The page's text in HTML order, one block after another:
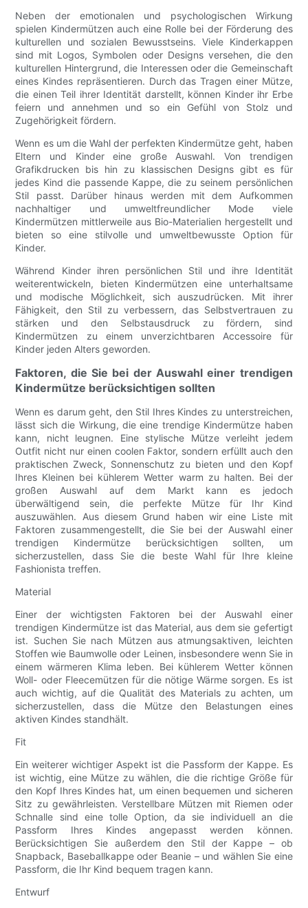
Neben der emotionalen und psychologischen Wirkung
spielen Kindermützen auch eine Rolle bei der Förderung des
kulturellen und sozialen Bewusstseins. Viele Kinderkappen
sind mit Logos, Symbolen oder Designs versehen, die den
kulturellen Hintergrund, die Interessen oder die Gemeinschaft
eines Kindes repräsentieren. Durch das Tragen einer Mütze,
die einen Teil ihrer Identität darstellt, können Kinder ihr Erbe
feiern und annehmen und so ein Gefühl von Stolz und
Zugehörigkeit fördern.
Wenn es um die Wahl der perfekten Kindermütze geht, haben
Eltern und Kinder eine große Auswahl. Von trendigen
Grafikdrucken bis hin zu klassischen Designs gibt es für
jedes Kind die passende Kappe, die zu seinem persönlichen
Stil passt. Darüber hinaus werden mit dem Aufkommen
nachhaltiger und umweltfreundlicher Mode viele
Kindermützen mittlerweile aus Bio-Materialien hergestellt und
bieten so eine stilvolle und umweltbewusste Option für
Kinder.
Während Kinder ihren persönlichen Stil und ihre Identität
weiterentwickeln, bieten Kindermützen eine unterhaltsame
und modische Möglichkeit, sich auszudrücken. Mit ihrer
Fähigkeit, den Stil zu verbessern, das Selbstvertrauen zu
stärken und den Selbstausdruck zu fördern, sind
Kindermützen zu einem unverzichtbaren Accessoire für
Kinder jeden Alters geworden.
Faktoren, die Sie bei der Auswahl einer trendigen
Kindermütze berücksichtigen sollten
Wenn es darum geht, den Stil Ihres Kindes zu unterstreichen,
lässt sich die Wirkung, die eine trendige Kindermütze haben
kann, nicht leugnen. Eine stylische Mütze verleiht jedem
Outfit nicht nur einen coolen Faktor, sondern erfüllt auch den
praktischen Zweck, Sonnenschutz zu bieten und den Kopf
Ihres Kleinen bei kühlerem Wetter warm zu halten. Bei der
großen Auswahl auf dem Markt kann es jedoch
überwältigend sein, die perfekte Mütze für Ihr Kind
auszuwählen. Aus diesem Grund haben wir eine Liste mit
Faktoren zusammengestellt, die Sie bei der Auswahl einer
trendigen Kindermütze berücksichtigen sollten, um
sicherzustellen, dass Sie die beste Wahl für Ihre kleine
Fashionista treffen.
Material
Einer der wichtigsten Faktoren bei der Auswahl einer
trendigen Kindermütze ist das Material, aus dem sie gefertigt
ist. Suchen Sie nach Mützen aus atmungsaktiven, leichten
Stoffen wie Baumwolle oder Leinen, insbesondere wenn Sie in
einem wärmeren Klima leben. Bei kühlerem Wetter können
Woll- oder Fleecemützen für die nötige Wärme sorgen. Es ist
auch wichtig, auf die Qualität des Materials zu achten, um
sicherzustellen, dass die Mütze den Belastungen eines
aktiven Kindes standhält.
Fit
Ein weiterer wichtiger Aspekt ist die Passform der Kappe. Es
ist wichtig, eine Mütze zu wählen, die die richtige Größe für
den Kopf Ihres Kindes hat, um einen bequemen und sicheren
Sitz zu gewährleisten. Verstellbare Mützen mit Riemen oder
Schnalle sind eine tolle Option, da sie individuell an die
Passform Ihres Kindes angepasst werden können.
Berücksichtigen Sie außerdem den Stil der Kappe – ob
Snapback, Baseballkappe oder Beanie – und wählen Sie eine
Passform, die Ihr Kind bequem tragen kann.
Entwurf